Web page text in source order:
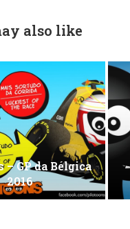
also like
GP da Bélgica
2016